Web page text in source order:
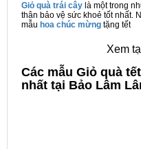
Giỏ quà trái cây là một trong
thân bảo vệ sức khoẻ tốt nhất.
mẫu hoa chúc mừng tặng tết
Xem
Các mẫu Giỏ quà
nhất tại Bảo Lâm